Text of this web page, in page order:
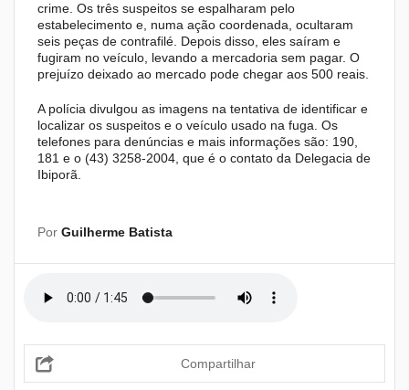
crime. Os três suspeitos se espalharam pelo
estabelecimento e, numa ação coordenada, ocultaram
seis peças de contrafilé. Depois disso, eles saíram e
fugiram no veículo, levando a mercadoria sem pagar. O
prejuízo deixado ao mercado pode chegar aos 500 reais.
A polícia divulgou as imagens na tentativa de identificar e
localizar os suspeitos e o veículo usado na fuga. Os
telefones para denúncias e mais informações são: 190,
181 e o (43) 3258-2004, que é o contato da Delegacia de
Ibiporã.
Por Guilherme Batista
Compartilhar